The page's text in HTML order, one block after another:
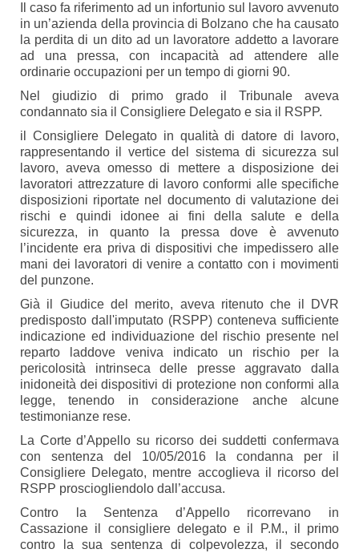
Il caso fa riferimento ad un infortunio sul lavoro avvenuto
in un’azienda della provincia di Bolzano che ha causato
la perdita di un dito ad un lavoratore addetto a lavorare
ad una pressa, con incapacità ad attendere alle
ordinarie occupazioni per un tempo di giorni 90.
Nel giudizio di primo grado il Tribunale aveva
condannato sia il Consigliere Delegato e sia il RSPP.
il Consigliere Delegato in qualità di datore di lavoro,
rappresentando il vertice del sistema di sicurezza sul
lavoro, aveva omesso di mettere a disposizione dei
lavoratori attrezzature di lavoro conformi alle specifiche
disposizioni riportate nel documento di valutazione dei
rischi e quindi idonee ai fini della salute e della
sicurezza, in quanto la pressa dove è avvenuto
l’incidente era priva di dispositivi che impedissero alle
mani dei lavoratori di venire a contatto con i movimenti
del punzone.
Già il Giudice del merito, aveva ritenuto che il DVR
predisposto dall'imputato (RSPP) conteneva sufficiente
indicazione ed individuazione del rischio presente nel
reparto laddove veniva indicato un rischio per la
pericolosità intrinseca delle presse aggravato dalla
inidoneità dei dispositivi di protezione non conformi alla
legge, tenendo in considerazione anche alcune
testimonianze rese.
La Corte d’Appello su ricorso dei suddetti confermava
con sentenza del 10/05/2016 la condanna per il
Consigliere Delegato, mentre accoglieva il ricorso del
RSPP prosciogliendolo dall’accusa.
Contro la Sentenza d’Appello ricorrevano in
Cassazione il consigliere delegato e il P.M., il primo
contro la sua sentenza di colpevolezza, il secondo